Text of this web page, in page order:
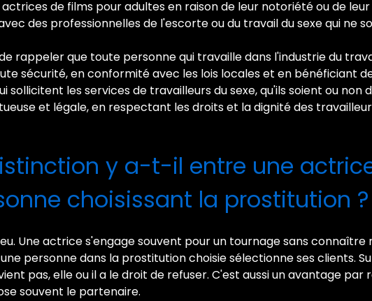
de films pour adultes en raison de leur notoriété ou de
des professionnelles de l'escorte ou du travail du sexe qui ne
rappeler que toute personne qui travaille dans l'industrie du
sécurité, en conformité avec les lois locales et en bénéficiant
sollicitent les services de travailleurs du sexe, qu'ils soient ou
et légale, en respectant les droits et la dignité des
y a-t-il entre une
choisissant la prostitution ?
Une actrice s'engage souvent pour un tournage sans
personne dans la prostitution choisie sélectionne ses clients.
pas, elle ou il a le droit de refuser. C'est aussi un avantage
souvent le partenaire.